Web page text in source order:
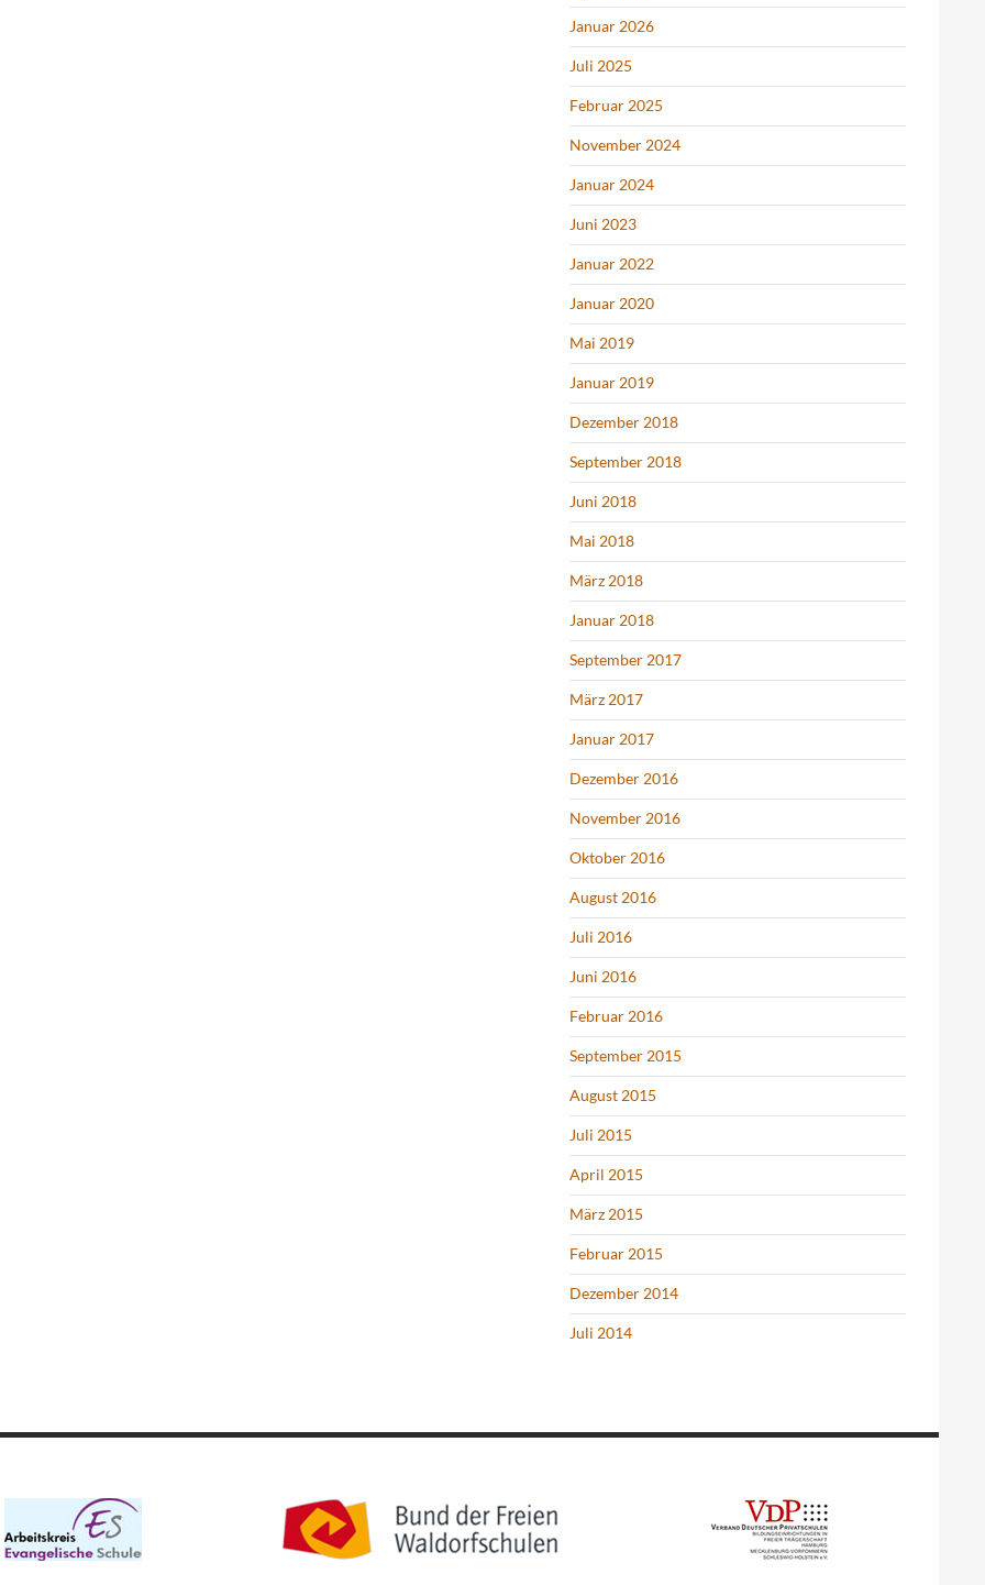
Januar 2026
Juli 2025
Februar 2025
November 2024
Januar 2024
Juni 2023
Januar 2022
Januar 2020
Mai 2019
Januar 2019
Dezember 2018
September 2018
Juni 2018
Mai 2018
März 2018
Januar 2018
September 2017
März 2017
Januar 2017
Dezember 2016
November 2016
Oktober 2016
August 2016
Juli 2016
Juni 2016
Februar 2016
September 2015
August 2015
Juli 2015
April 2015
März 2015
Februar 2015
Dezember 2014
Juli 2014